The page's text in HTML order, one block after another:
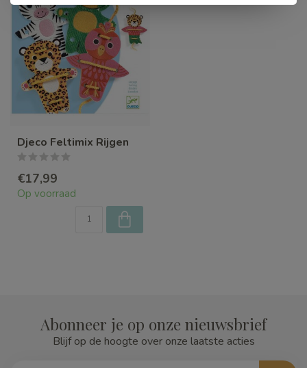
Djeco Feltimix Rijgen
€17,99
Op voorraad
Abonneer je op onze nieuwsbrief
Blijf op de hoogte over onze laatste acties